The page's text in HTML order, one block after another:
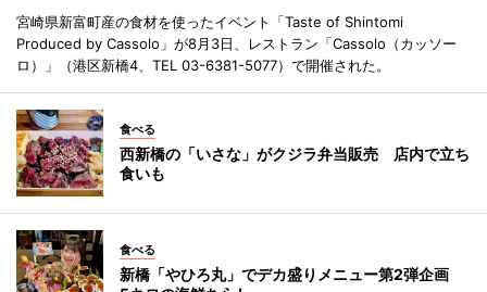
宮崎県新富町産の食材を使ったイベント「Taste of Shintomi
Produced by Cassolo」が8月3日、レストラン「Cassolo（カッソー
ロ）」（港区新橋4、TEL 03-6381-5077）で開催された。
食べる
西新橋の「いさな」がクジラ弁当販売 店内で立ち
食いも
食べる
新橋「やひろ丸」でデカ盛りメニュー第2弾企画